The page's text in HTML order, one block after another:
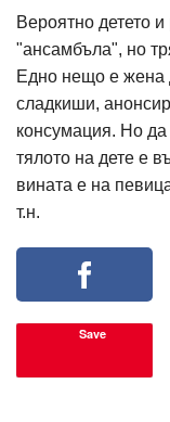
Вероятно детето
"ансамбъла", но
Едно нещо е жена
сладкиши,
консумация. Но
тялото на дете е
вината е на
т.н.
Save